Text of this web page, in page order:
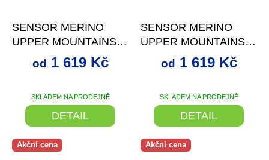
SENSOR MERINO
UPPER MOUNTAINS
PÁNSKÁ MIKINA
KLOKANKA ČERNÁ
SKLADEM NA PRODEJNĚ
od 1 619 Kč
DETAIL
SENSOR MERINO
UPPER MOUNTAINS
PÁNSKÁ MIKINA
KLOKANKA ŠEDÁ
SKLADEM NA PRODEJNĚ
od 1 619 Kč
DETAIL
Akční cena Akční cena